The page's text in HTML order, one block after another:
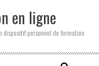
en ligne
dispositif personnel de formation